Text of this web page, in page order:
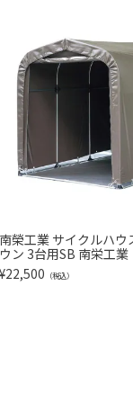
南榮工業 サイクルハウ
ウン 3台用SB 南栄工業
¥22,500 （税込）